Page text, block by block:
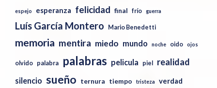
espejo esperanza felicidad final frío guerra
Luís García Montero Mario Benedetti
memoria mentira miedo mundo noche oido ojos
olvido palabra palabras pelicula piel realidad
silencio sueño ternura tiempo tristeza verdad